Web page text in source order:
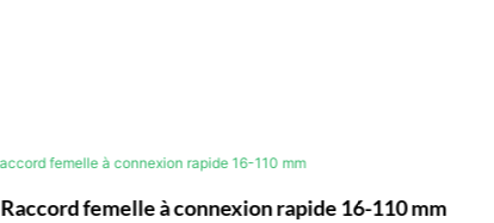
Raccord femelle à connexion rapide 16-110 mm